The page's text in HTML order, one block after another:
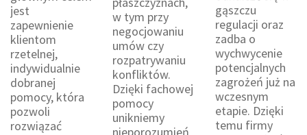
jest
zapewnienie
klientom
rzetelnej,
indywidualnie
dobranej
pomocy, która
pozwoli
rozwiązać
w tym przy
negocjowaniu
umów czy
rozpatrywaniu
konfliktów.
Dzięki fachowej
pomocy
unikniemy
nieporozumień
gąszczu
regulacji oraz
zadba o
wychwycenie
potencjalnych
zagrożeń już na
wczesnym
etapie. Dzięki
temu firmy